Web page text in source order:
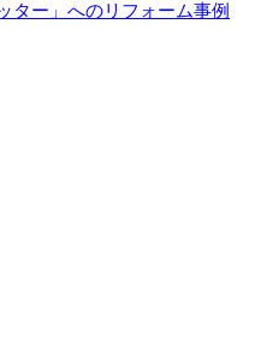
ター」へのリフォーム事例